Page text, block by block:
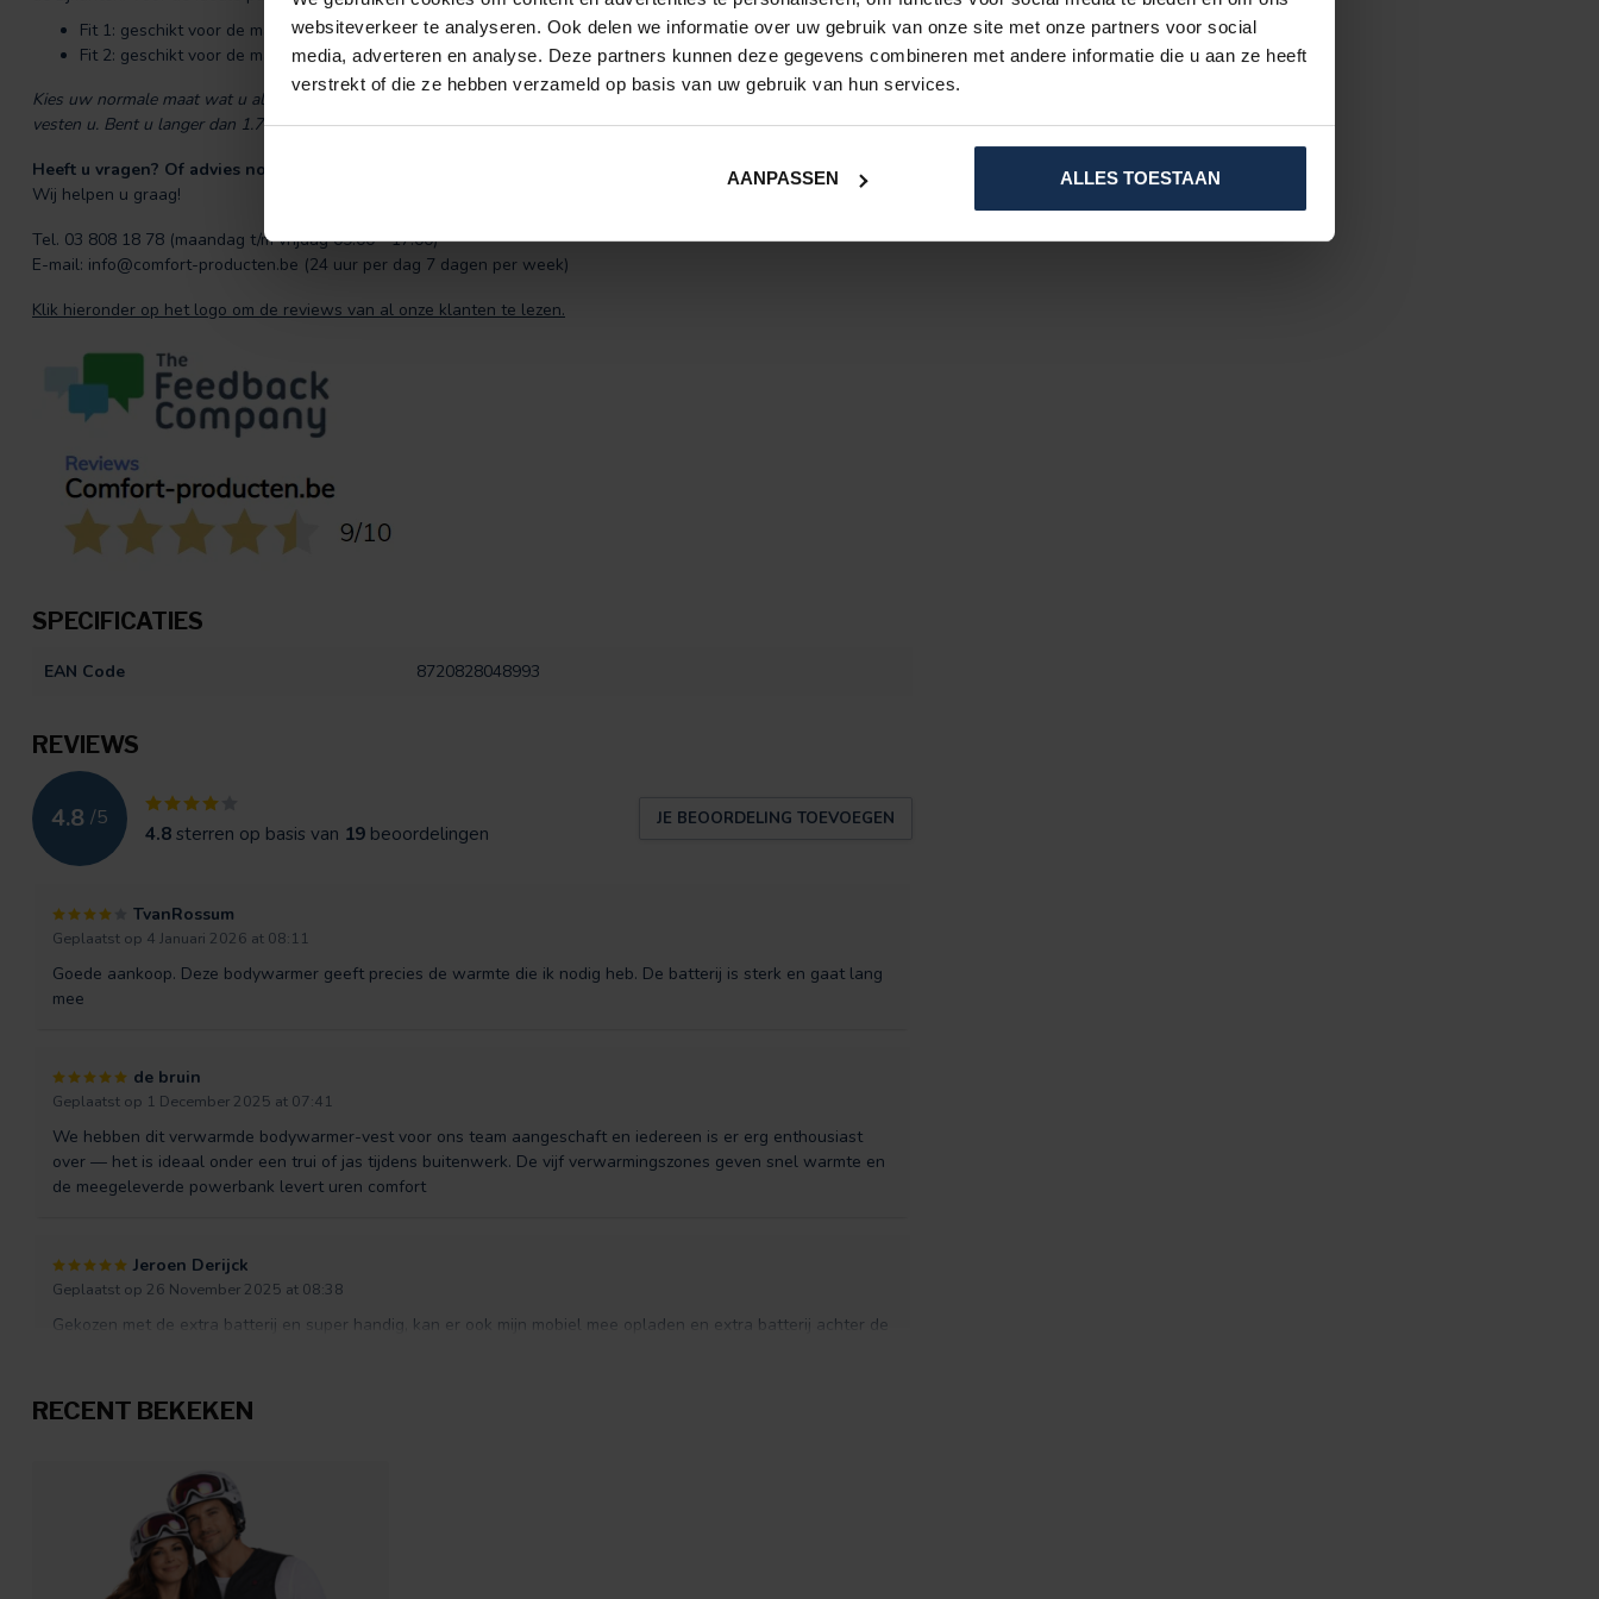
websiteverkeer te analyseren. Ook delen we informatie over uw gebruik van onze site met onze partners voor social
media, adverteren en analyse. Deze partners kunnen deze gegevens combineren met andere informatie die u aan ze heeft
verstrekt of die ze hebben verzameld op basis van uw gebruik van hun services.
AANPASSEN ALLES TOESTAAN
Fit 1: geschikt voor de maten van XXS t/m M
Fit 2: geschikt voor de maten M t/m XXXL
Kies uw normale maat wat u altijd heeft, dan past dit vest gegarandeerd! Heeft u maat Medium? Dan passen beide
vesten u. Bent u langer dan 1.70m dan adviseren wij u Fit 2 doordat deze langer is.
Heeft u vragen? Of advies nodig?
Wij helpen u graag!
Tel. 03 808 18 78 (maandag t/m vrijdag 09:00 - 17:00)
E-mail: info@comfort-producten.be (24 uur per dag 7 dagen per week)
Klik hieronder op het logo om de reviews van al onze klanten te lezen.
SPECIFICATIES
EAN Code 8720828048993
REVIEWS
4.8 /5
4.8sterren op basis van 19 beoordelingen
JE BEOORDELING TOEVOEGEN
TvanRossum
Geplaatst op 4 Januari 2026 at 08:11
Goede aankoop. Deze bodywarmer geeft precies de warmte die ik nodig heb. De batterij is sterk en gaat lang
mee
de bruin
Geplaatst op 1 December 2025 at 07:41
We hebben dit verwarmde bodywarmer-vest voor ons team aangeschaft en iedereen is er erg enthousiast
over — het is ideaal onder een trui of jas tijdens buitenwerk. De vijf verwarmingszones geven snel warmte en
de meegeleverde powerbank levert uren comfort
Jeroen Derijck
Geplaatst op 26 November 2025 at 08:38
Gekozen met de extra batterij en super handig, kan er ook mijn mobiel mee opladen en extra batterij achter de
Beide ploegdiensten werken nu in deze vesten, ideaal dat ze verstelbaar zijn zodat ze uit te wisselen zijn met
andere collega's. Van de eerste grote zending was 1 powerbank defect aangekomen, maar was keurig en
snel opgelost met een telefoontje naar de klantendienst. Zeer tevreden
RECENT BEKEKEN